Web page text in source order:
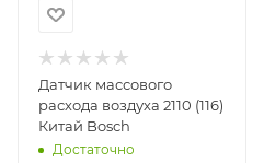
Датчик массового
расхода воздуха 2110 (116)
Китай Bosch
Достаточно